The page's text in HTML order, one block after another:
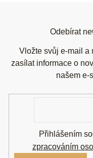
Odebírat
Vložte svůj e-mail a
zasílat informace o
našem e-
zpracováním